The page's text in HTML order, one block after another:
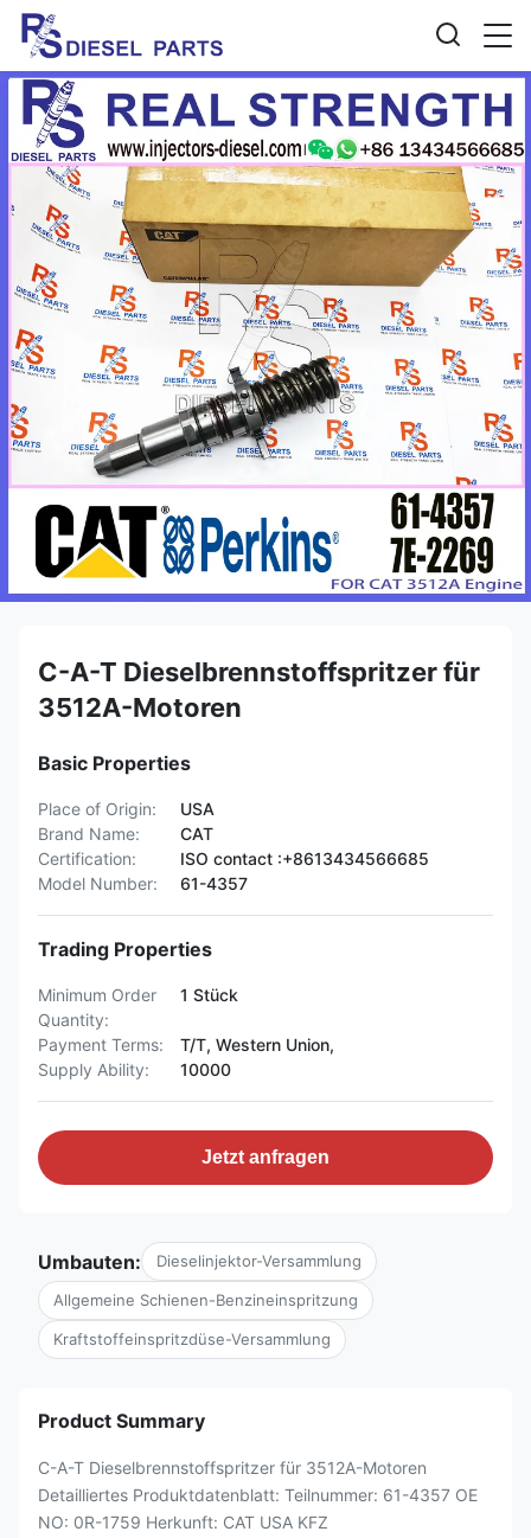
C-A-T Dieselbrennstoffspritzer für
3512A-Motoren
Basic Properties
Place of Origin:
USA
Brand Name:
CAT
Certification:
ISO contact :+8613434566685
Model Number:
61-4357
Trading Properties
Minimum Order
Quantity:
1 Stück
Payment Terms:
T/T, Western Union,
Supply Ability:
10000
Jetzt anfragen
Umbauten: Dieselinjektor-Versammlung
Allgemeine Schienen-Benzineinspritzung
Kraftstoffeinspritzdüse-Versammlung
Product Summary
C-A-T Dieselbrennstoffspritzer für 3512A-Motoren
Detailliertes Produktdatenblatt: Teilnummer: 61-4357 OE
NO: 0R-1759 Herkunft: CAT USA KFZ